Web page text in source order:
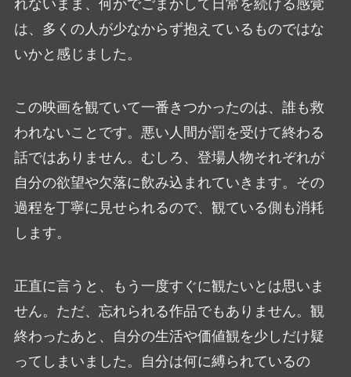
れないまま、何かでごまかして日常を続ける感覚
は、多くの人が少なからず抱えているものではな
いかと感じました。
この映画を観ていて一番きつかったのは、誰も救
われないことです。悪い人間が罰を受けて終わる
話ではありません。むしろ、登場人物それぞれが
自分の欲望や欠落に飲み込まれていきます。その
過程を丁寧に見せられるので、観ている側も消耗
します。
正直に言うと、もう一度すぐに観たいとは思いま
せん。ただ、忘れられる作品でもありません。観
終わったあと、自分の生活や価値観を少しだけ疑
ってしまいました。自分は何に縛られているの